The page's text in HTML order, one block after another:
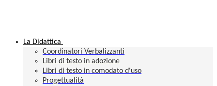
La Didattica
Coordinatori Verbalizzanti
Libri di testo in adozione
Libri di testo in comodato d'uso
Progettualità